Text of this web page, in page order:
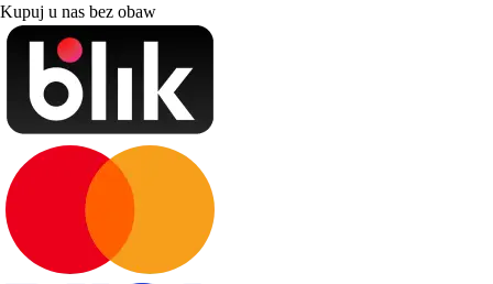
Kupuj u nas bez obaw